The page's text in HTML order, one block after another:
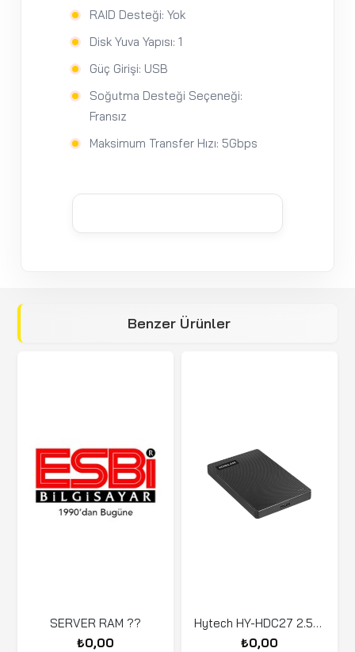
RAID Desteği: Yok
Disk Yuva Yapısı: 1
Güç Girişi: USB
Soğutma Desteği Seçeneği:
Fransız
Maksimum Transfer Hızı: 5Gbps
Benzer Ürünler
SERVER RAM ??
₺0,00
Hytech HY-HDC27 2.5 USB 3.0 Quick SATA HDD KUTUSU
₺0,00